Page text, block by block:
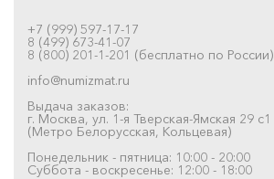
+7 (999) 597-17-17
8 (499) 673-41-07
8 (800) 201-1-201 (бесплатно по России)
info@numizmat.ru
Выдача заказов:
г. Москва, ул. 1-я Тверская-Ямская 29 с1
(Метро Белорусская, Кольцевая)
Понедельник - пятница: 10:00 - 20:00
Суббота - воскресенье: 12:00 - 18:00